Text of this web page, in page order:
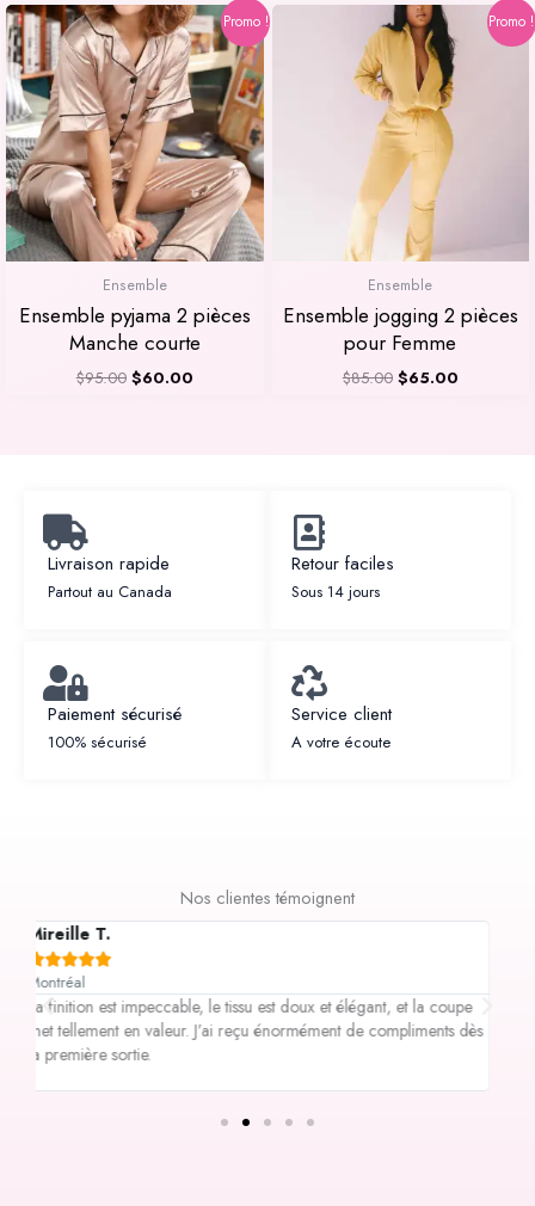
Promo !
Ensemble
Ensemble pyjama 2 pièces
Manche courte
$95.00
Le
prix
initial
était :
$95.00.
$60.00
Le
prix
actuel
est :
$60.00.
Promo !
Ensemble
Ensemble jogging 2 pièces
pour Femme
$85.00
Le
prix
initial
était :
$85.00.
$65.00
prix
actuel
$65.00.
Livraison rapide
Partout au Canada
Retour faciles
Sous 14 jours
Paiement sécurisé
100% sécurisé
Service client
A votre écoute
Nos clientes témoignent
Sonia K.,

Ottawa
J’avais peur de commander en ligne, mais l’équipe m’a
accompagnée du début à la fin avec beaucoup de
professionnalisme. Livraison rapide et tenue encore plus belle en